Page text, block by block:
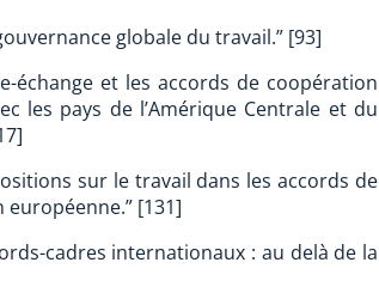
globale du travail.” [93]
échange et les accords de coopération
les pays de l’Amérique Centrale et du
sur le travail dans les accords de
européenne.” [131]
cadres internationaux : au delà de la